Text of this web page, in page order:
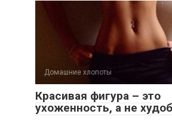
Домашние хлопоты
Красивая фигура – это
ухоженность, а не